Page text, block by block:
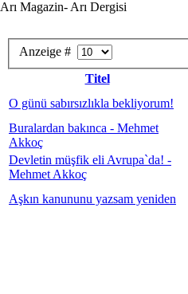
Arı Magazin- Arı Dergisi
Anzeige #
Titel
O günü sabırsızlıkla bekliyorum!
Buralardan bakınca - Mehmet
Akkoç
Devletin müşfik eli Avrupa`da! -
Mehmet Akkoç
Aşkın kanununu yazsam yeniden